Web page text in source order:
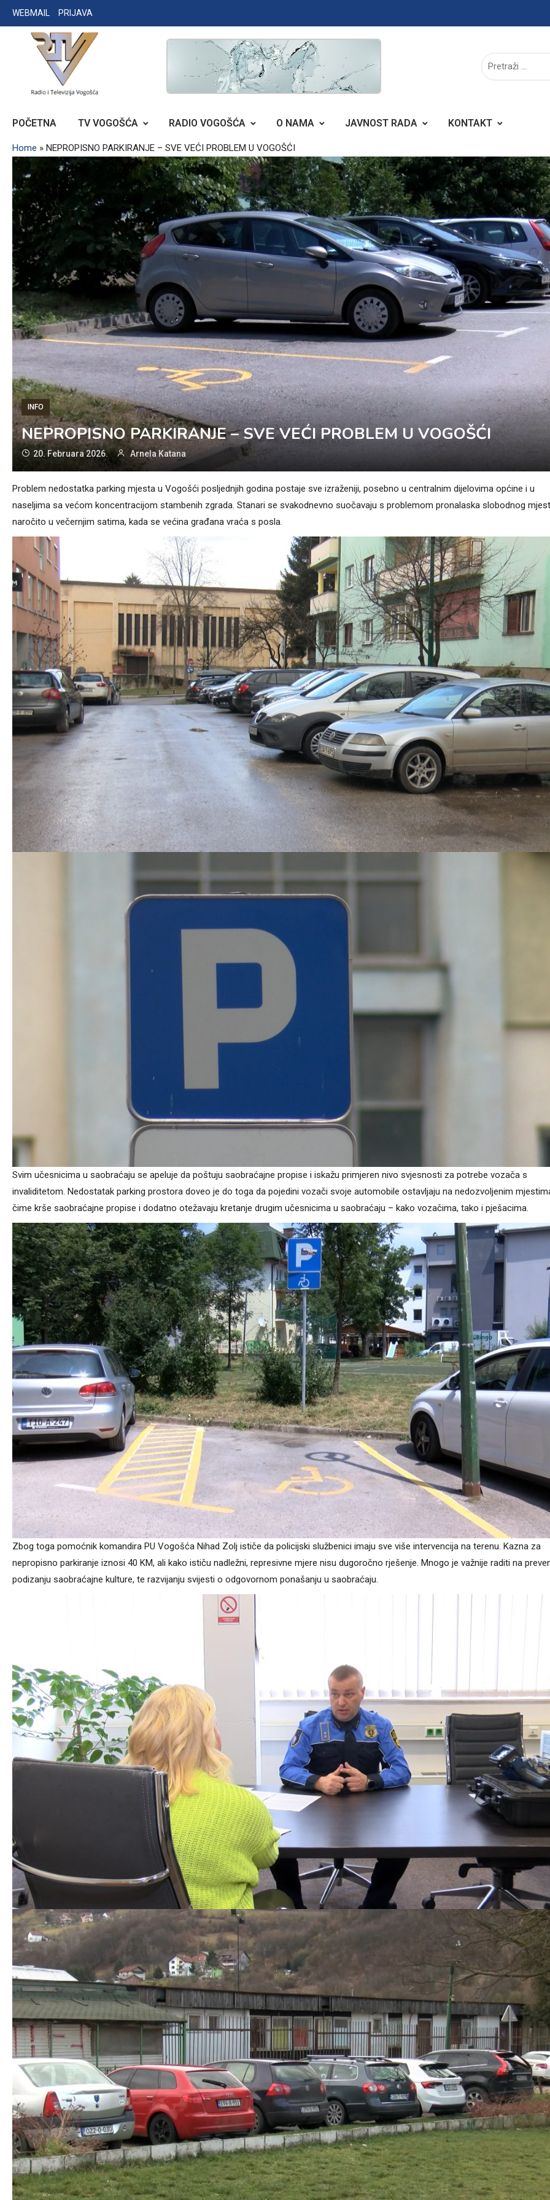
Skip
to
WEBMAIL PRIJAVA
RADIO TELEVIZIJA VOGOŠĆA
POČETNA TV VOGOŠĆA RADIO VOGOŠĆA O NAMA JAVNOST RADA KONTAKT
Home » NEPROPISNO PARKIRANJE – SVE VEĆI PROBLEM U VOGOŠĆI
INFO
NEPROPISNO PARKIRANJE – SVE VEĆI PROBLEM U VOGOŠĆI
20. Februara 2026. Arnela Katana
Problem nedostatka parking mjesta u Vogošći posljednjih godina postaje sve izraženiji, posebno u centralnim dijelovima općine i u
naseljima sa većom koncentracijom stambenih zgrada. Stanari se svakodnevno suočavaju s problemom pronalaska slobodnog
naročito u večernjim satima, kada se većina građana vraća s posla.
Svim učesnicima u saobraćaju se apeluje da poštuju saobraćajne propise i iskažu primjeren nivo svjesnosti za potrebe vozača s
invaliditetom. Nedostatak parking prostora doveo je do toga da pojedini vozači svoje automobile ostavljaju na nedozvoljenim
čime krše saobraćajne propise i dodatno otežavaju kretanje drugim učesnicima u saobraćaju – kako vozačima, tako i pješacima.
Zbog toga pomoćnik komandira PU Vogošća Nihad Zolj ističe da policijski službenici imaju sve više intervencija na terenu. Kazna za
nepropisno parkiranje iznosi 40 KM, ali kako ističu nadležni, represivne mjere nisu dugoročno rješenje. Mnogo je važnije raditi na
podizanju saobraćajne kulture, te razvijanju svijesti o odgovornom ponašanju u saobraćaju.